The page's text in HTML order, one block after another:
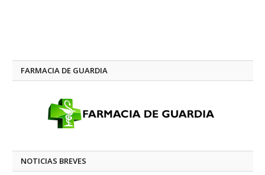
FARMACIA DE GUARDIA
NOTICIAS BREVES